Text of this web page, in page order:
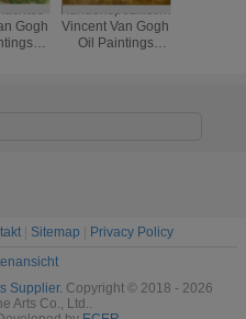
Gogh
Kundenspezifisches
Vincent Van Gogh
Oil Paintings
Sitemap
Privacy Policy
Supplier. Copyright © 2018 - 2026
Arts Co., Ltd..